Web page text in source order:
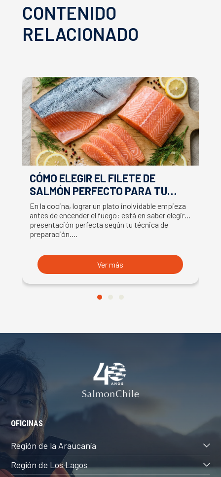
CONTENIDO
RELACIONADO
CÓMO ELEGIR EL FILETE DE
SALMÓN PERFECTO PARA TU
RECETA
En la cocina, lograr un plato inolvidable empieza
antes de encender el fuego: está en saber elegir la
presentación perfecta según tu técnica de
preparación.…
Ver más
OFICINAS
Región de la Araucanía
Región de Los Lagos